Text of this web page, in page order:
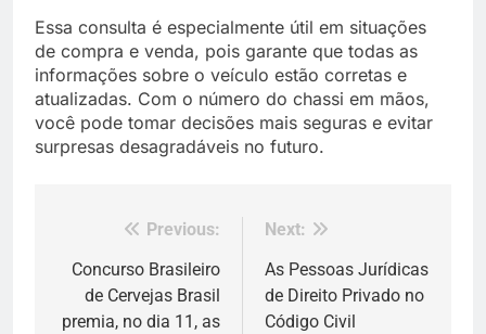
Essa consulta é especialmente útil em situações
de compra e venda, pois garante que todas as
informações sobre o veículo estão corretas e
atualizadas. Com o número do chassi em mãos,
você pode tomar decisões mais seguras e evitar
surpresas desagradáveis no futuro.
Navegação
de
Post
Previous:
Concurso Brasileiro
de Cervejas Brasil
premia, no dia 11, as
Next:
As Pessoas Jurídicas
de Direito Privado no
Código Civil